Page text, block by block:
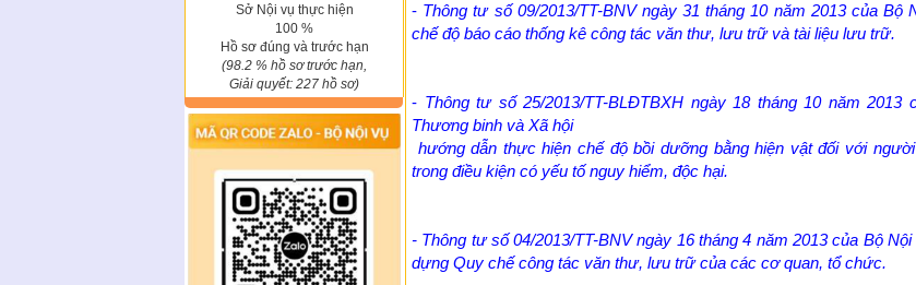
Sở Nội vụ thực hiện
100 %
Hồ sơ đúng và trước hạn
(98.2 % hồ sơ trước hạn,
Giải quyết: 227 hồ sơ)
- Thông tư số 09/2013/TT-BNV ngày 31 tháng 10 năm 2013 của Bộ
chế độ báo cáo thống kê công tác văn thư, lưu trữ và tài liệu lưu trữ.
- Thông tư số 25/2013/TT-BLĐTBXH ngày 18 tháng 10 năm 2013
Thương binh và Xã hội
hướng dẫn thực hiện chế độ bồi dưỡng bằng hiện vật đối với
trong điều kiện có yếu tố nguy hiểm, độc hại.
- Thông tư số 04/2013/TT-BNV ngày 16 tháng 4 năm 2013 của Bộ
dựng Quy chế công tác văn thư, lưu trữ của các cơ quan, tổ chức.